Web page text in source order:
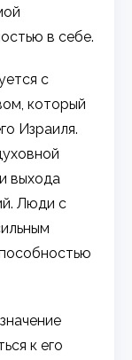
в себе.
с
который
Израиля.
выхода
Люди с
к его